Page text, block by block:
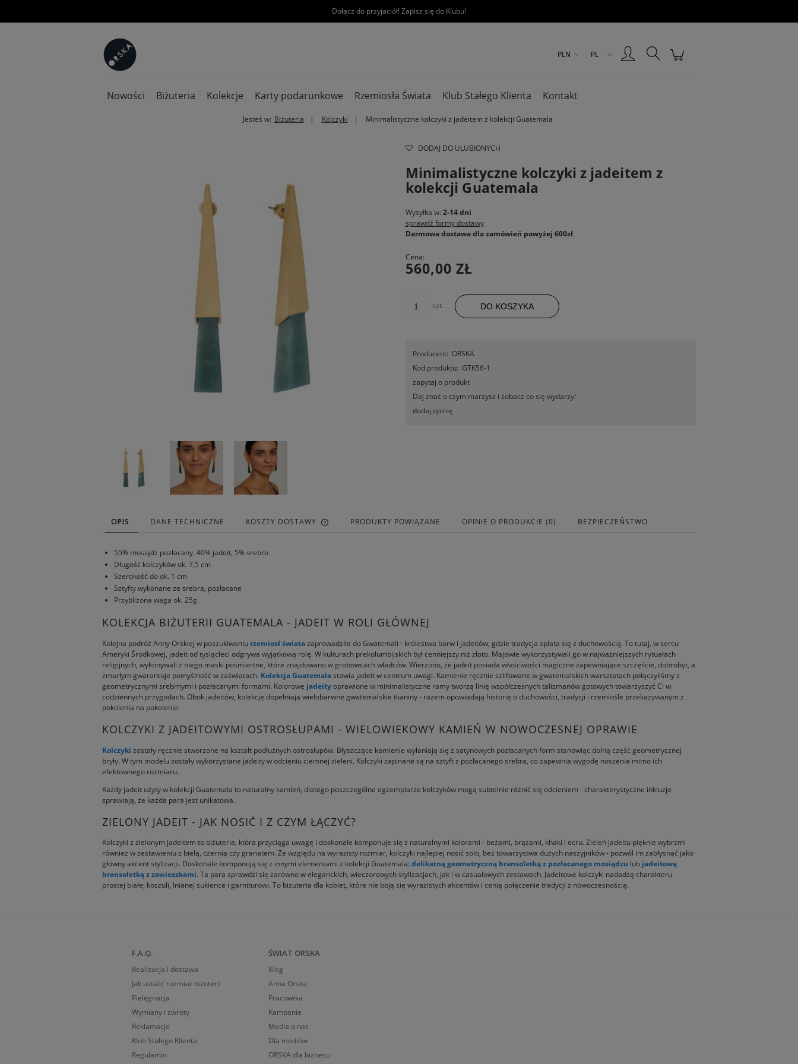
Dołącz do przyjaciół! Zapisz się do Klubu!
PLN PL
Nowości Biżuteria Kolekcje Karty podarunkowe Rzemiosła Świata Klub Stałego Klienta Kontakt
Jesteś w: Biżuteria Kolczyki Minimalistyczne kolczyki z jadeitem z kolekcji Guatemala
DODAJ DO ULUBIONYCH
Minimalistyczne kolczyki z jadeitem z
kolekcji Guatemala
Wysyłka w: 2-14 dni
sprawdź formy dostawy
Darmowa dostawa dla zamówień powyżej 600zł
Cena:
560,00 ZŁ
szt. DO KOSZYKA
Producent: ORSKA
Kod produktu: GTK56-1
zapytaj o produkt
Daj znać o czym marzysz i zobacz co się wydarzy!
dodaj opinię
OPIS DANE TECHNICZNE KOSZTY DOSTAWY PRODUKTY POWIĄZANE OPINIE O PRODUKCIE (0) BEZPIECZEŃSTWO
55% mosiądz pozłacany, 40% jadeit, 5% srebro
Długość kolczyków ok. 7,5 cm
Szerokość do ok. 1 cm
Sztyfty wykonane ze srebra, pozłacane
Przybliżona waga ok. 25g
KOLEKCJA BIŻUTERII GUATEMALA - JADEIT W ROLI GŁÓWNEJ
Kolejna podróż Anny Orskiej w poszukiwaniu rzemiosł światazaprowadziła do Gwatemali - królestwa barw i jadeitów, gdzie tradycja splata się z duchowością. To tutaj, w sercu
Ameryki Środkowej, jadeit od tysiącleci odgrywa wyjątkową rolę. W kulturach prekolumbijskich był cenniejszy niż złoto. Majowie wykorzystywali go w najważniejszych rytuałach
religijnych, wykonywali z niego maski pośmiertne, które znajdowano w grobowcach władców. Wierzono, że jadeit posiada właściwości magiczne zapewniające szczęście, dobrobyt, a
zmarłym gwarantuje pomyślność w zaświatach. Kolekcja Guatemalastawia jadeit w centrum uwagi. Kamienie ręcznie szlifowane w gwatemalskich warsztatach połączyliśmy z
geometrycznymi srebrnymi i pozłacanymi formami. Kolorowe jadeityoprawione w minimalistyczne ramy tworzą linię współczesnych talizmanów gotowych towarzyszyć Ci w
codziennych przygodach. Obok jadeitów, kolekcję dopełniają wielobarwne gwatemalskie tkaniny - razem opowiadają historię o duchowości, tradycji i rzemiośle przekazywanym z
pokolenia na pokolenie.
KOLCZYKI Z JADEITOWYMI OSTROSŁUPAMI - WIELOWIEKOWY KAMIEŃ W NOWOCZESNEJ OPRAWIE
Kolczyki zostały ręcznie stworzone na kształt podłużnych ostrosłupów. Błyszczące kamienie wyłaniają się z satynowych pozłacanych form stanowiąc dolną część geometrycznej
bryły. W tym modelu zostały wykorzystane jadeity w odcieniu ciemnej zieleni. Kolczyki zapinane są na sztyft z pozłacanego srebra, co zapewnia wygodę noszenia mimo ich
efektownego rozmiaru.
Każdy jadeit użyty w kolekcji Guatemala to naturalny kamień, dlatego poszczególne egzemplarze kolczyków mogą subtelnie różnić się odcieniem - charakterystyczne inkluzje
sprawiają, że każda para jest unikatowa.
ZIELONY JADEIT - JAK NOSIĆ I Z CZYM ŁĄCZYĆ?
Kolczyki z zielonym jadeitеm to biżuteria, która przyciąga uwagę i doskonale komponuje się z naturalnymi kolorami - beżami, brązami, khaki i ecru. Zieleń jadeitu pięknie wybrzmi
również w zestawieniu z bielą, czernią czy granatem. Ze względu na wyrazisty rozmiar, kolczyki najlepiej nosić solo, bez towarzystwa dużych naszyjników - pozwól im zabłysnąć jako
główny akcent stylizacji. Doskonale komponują się z innymi elementami z kolekcji Guatemala: delikatną geometryczną bransoletką z pozłacanego mosiądzu lub jadeitową
bransoletką z zawieszkami. Ta para sprawdzi się zarówno w eleganckich, wieczorowych stylizacjach, jak i w casualowych zestawach. Jadeitowe kolczyki nadadzą charakteru
prostej białej koszuli, lnianej sukience i garniturowi. To biżuteria dla kobiet, które nie boją się wyrazistych akcentów i cenią połączenie tradycji z nowoczesnością.
F.A.Q.
Realizacja i dostawa
Jak ustalić rozmiar biżuterii
Pielęgnacja
Wymiany i zwroty
Reklamacje
Klub Stałego Klienta
Regulamin
ŚWIAT ORSKA
Blog
Anna Orska
Pracownia
Kampanie
Media o nas
Dla mediów
ORSKA dla biznesu